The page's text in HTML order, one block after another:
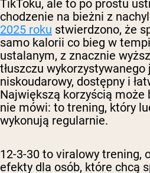
TikToku, ale to po prostu
chodzenie na bieżni z
2025 roku stwierdzono, że
samo kalorii co bieg w
ustalanym, z znacznie
tłuszczu
niskoudarowy, dostępny i
Największą korzyścią może
nie mówi: to trening, który
wykonują regularnie.
12-3-30 to viralowy trening,
efekty dla osób, które chcą